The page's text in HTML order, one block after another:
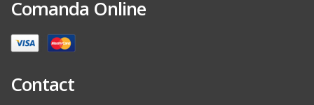
Comanda Online
Contact